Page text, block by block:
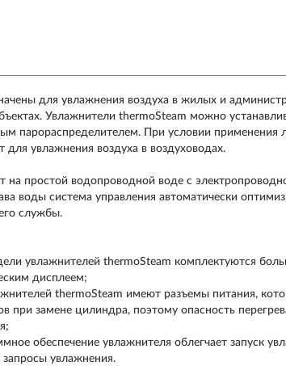
для увлажнения воздуха в жилых и
Увлажнители thermoSteam можно
парораспределителем. При условии применения
увлажнения воздуха в воздуховодах.
на простой водопроводной воде с
воды система управления автоматически
службы.
увлажнителей thermoSteam комплектуются
дисплеем;
thermoSteam имеют разъемы питания,
при замене цилиндра, поэтому опасность
обеспечение увлажнителя облегчает запуск
запросы увлажнения.